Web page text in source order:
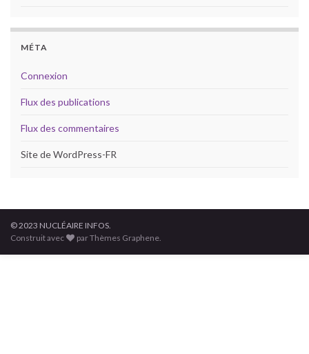
MÉTA
Connexion
Flux des publications
Flux des commentaires
Site de WordPress-FR
© 2023 NUCLÉAIRE INFOS.
Construit avec
par Thèmes Graphene.